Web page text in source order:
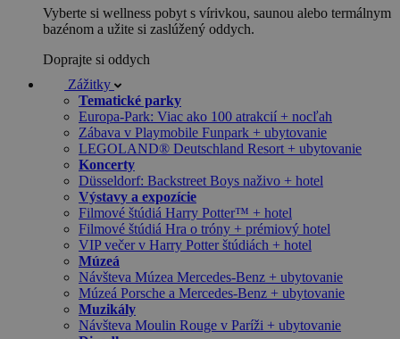
Vyberte si wellness pobyt s vírivkou, saunou alebo termálnym
bazénom a užite si zaslúžený oddych.
Doprajte si oddych
Zážitky
Tematické parky
Europa-Park: Viac ako 100 atrakcií + nocľah
Zábava v Playmobile Funpark + ubytovanie
LEGOLAND® Deutschland Resort + ubytovanie
Koncerty
Düsseldorf: Backstreet Boys naživo + hotel
Výstavy a expozície
Filmové štúdiá Harry Potter™ + hotel
Filmové štúdiá Hra o tróny + prémiový hotel
VIP večer v Harry Potter štúdiách + hotel
Múzeá
Návšteva Múzea Mercedes-Benz + ubytovanie
Múzeá Porsche a Mercedes-Benz + ubytovanie
Muzikály
Návšteva Moulin Rouge v Paríži + ubytovanie